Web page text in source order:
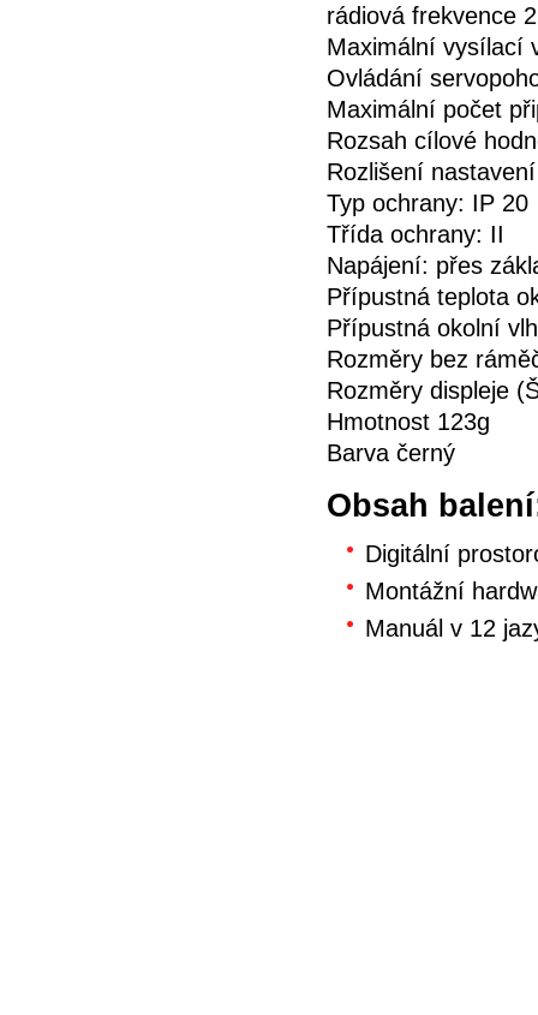
rádiová frekvence
Maximální vysílací
Ovládání
Maximální počet
Rozsah cílové
Rozlišení
Typ ochrany: IP 20
Třída ochrany: II
Napájení: přes
Přípustná teplota
Přípustná okolní
Rozměry bez
Rozměry displeje
Hmotnost 123g
Barva černý
Obsah
Digitální
Montážní
Manuál v 12